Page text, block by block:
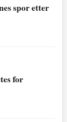
spor etter
for